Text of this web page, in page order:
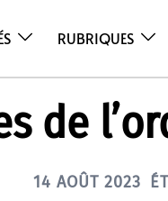
RUBRIQUES
de
14 AOÛT 2023